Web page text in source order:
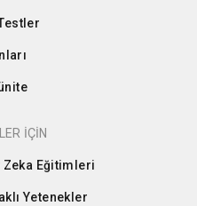
İÇİN
Zeka Eğitimleri
Yetenekler